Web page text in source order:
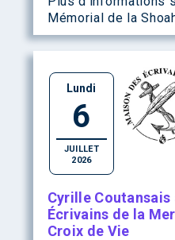
Mémorial de la
Cyrille Coutansais
Écrivains de la
Croix de Vie
Lundi
6
JUILLET
2026